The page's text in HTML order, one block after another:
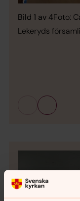
Bild 1 av 4Foto:
Lekeryds